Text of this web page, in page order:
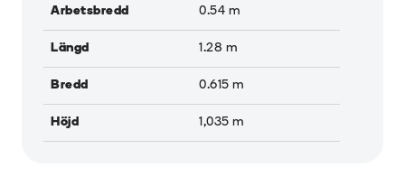
Arbetsbredd 0.54 m
Längd 1.28 m
Bredd 0.615 m
Höjd 1,035 m